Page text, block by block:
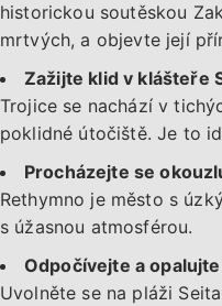
historickou soutěskou
mrtvých, a objevte její
Zažijte klid v klášteře
Trojice se nachází v
poklidné útočiště. Je to
Procházejte se
Rethymno je město s
s úžasnou atmosférou.
Odpočívejte a
Uvolněte se na pláži